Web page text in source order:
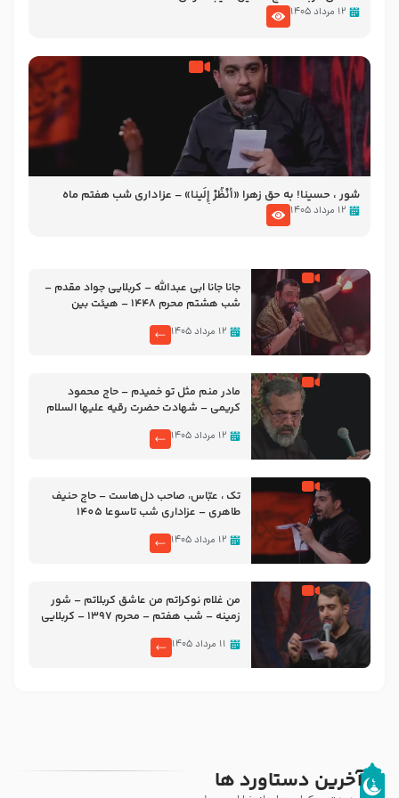
۱۲ مرداد ۱۴۰۵
شور ، حسینا! به‌ حق زهرا «أُنْظُرْ إِلَینا» – عزاداری شب هفتم ماه
محرّم 1405
۱۲ مرداد ۱۴۰۵
جانا جانا ابی عبدالله – کربلایی جواد مقدم –
شب هشتم محرم 1448 – هیئت بین
۱۲ مرداد ۱۴۰۵
مادر منم مثل تو خمیدم – حاج محمود
کریمی – شهادت حضرت رقیه علیها السلام
۱۲ مرداد ۱۴۰۵
تک ، عبّاس، صاحب دل‌هاست – حاج حنیف
طاهری – عزاداری شب تاسوعا 1405
۱۲ مرداد ۱۴۰۵
من غلام نوکراتم من عاشق کربلاتم – شور
زمینه – شب هفتم – محرم 1397 – کربلایی
۱۱ مرداد ۱۴۰۵
آخرین دستاورد ها